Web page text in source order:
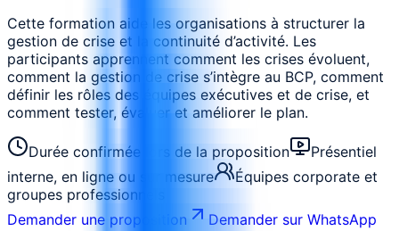
Cette formation aide les organisations à structurer la
gestion de crise et la continuité d’activité. Les
participants apprennent comment les crises évoluent,
comment la gestion de crise s’intègre au BCP, comment
définir les rôles des équipes exécutives et de crise, et
comment tester, évaluer et améliorer le plan.
Durée confirmée lors de la proposition
Présentiel
interne, en ligne ou sur mesure
Équipes corporate et
groupes professionnels
Demander une proposition
Demander sur WhatsApp